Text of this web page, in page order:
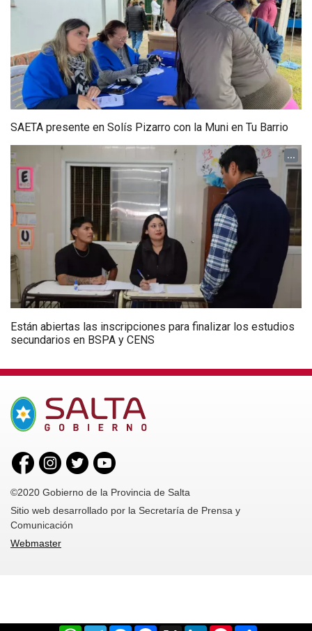
SAETA presente en Solís Pizarro con la Muni en Tu Barrio
...
Están abiertas las inscripciones para finalizar los estudios
secundarios en BSPA y CENS
©2020 Gobierno de la Provincia de Salta
Sitio web desarrollado por la Secretaría de Prensa y
Comunicación
Webmaster